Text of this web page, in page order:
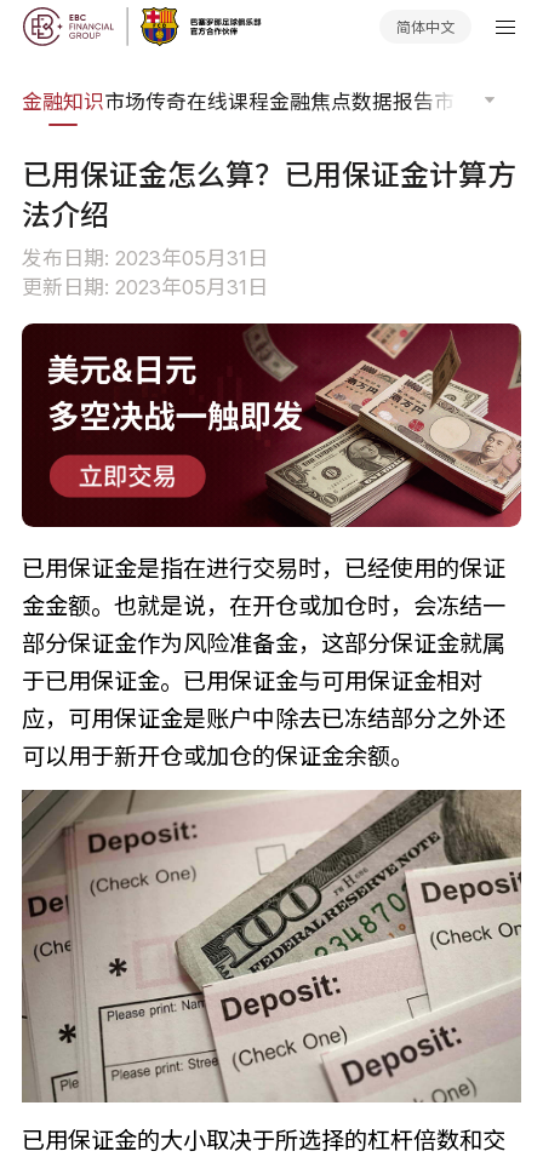
简体中文
金融知识市场传奇在线课程金融焦点数据报告市场分析
已用保证金怎么算？已用保证金计算方
法介绍
发布日期: 2023年05月31日
更新日期: 2023年05月31日
已用保证金是指在进行交易时，已经使用的保证
金金额。也就是说，在开仓或加仓时，会冻结一
部分保证金作为风险准备金，这部分保证金就属
于已用保证金。已用保证金与可用保证金相对
应，可用保证金是账户中除去已冻结部分之外还
可以用于新开仓或加仓的保证金余额。
已用保证金的大小取决于所选择的杠杆倍数和交